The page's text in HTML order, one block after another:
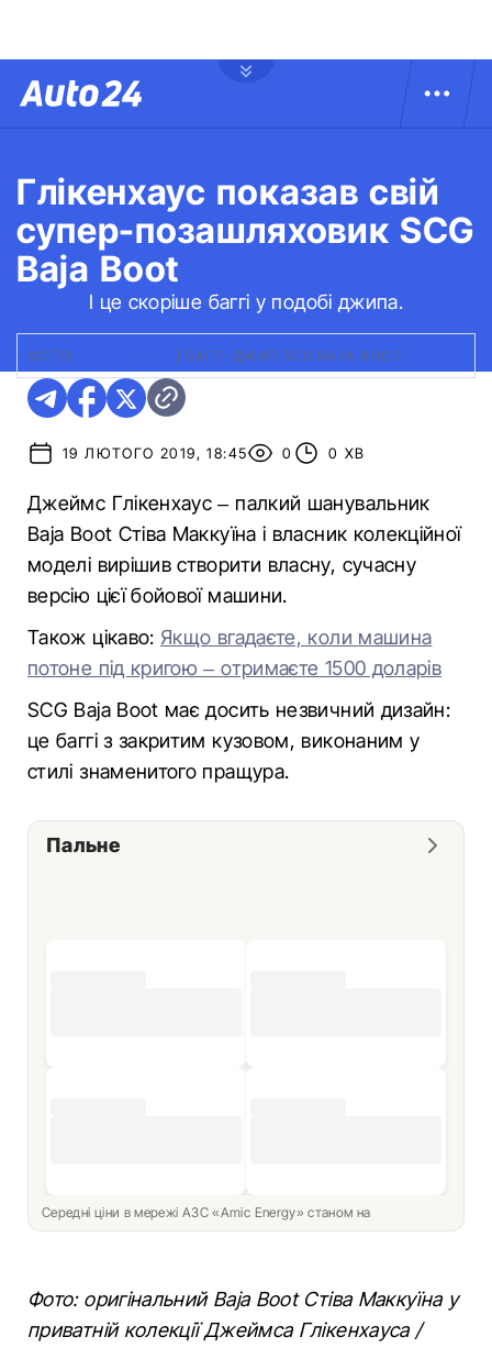
Глікенхаус показав свій
супер-позашляховик SCG
Baja Boot
І це скоріше баггі у подобі джипа.
ФОТО: БАГГІ-ДЖИП SCG BAJA BOOT
19 ЛЮТОГО 2019, 18:45 0 0 ХВ
Джеймс Глікенхаус – палкий шанувальник
Baja Boot Стіва Маккуїна і власник колекційної
моделі вирішив створити власну, сучасну
версію цієї бойової машини.
Також цікаво: Якщо вгадаєте, коли машина
потоне під кригою – отримаєте 1500 доларів
SCG Baja Boot має досить незвичний дизайн:
це баггі з закритим кузовом, виконаним у
стилі знаменитого пращура.
Пальне
Середні ціни в мережі АЗС «Amic Energy» станом на
Фото: оригінальний Baja Boot Стіва Маккуїна у
приватній колекції Джеймса Глікенхауса /